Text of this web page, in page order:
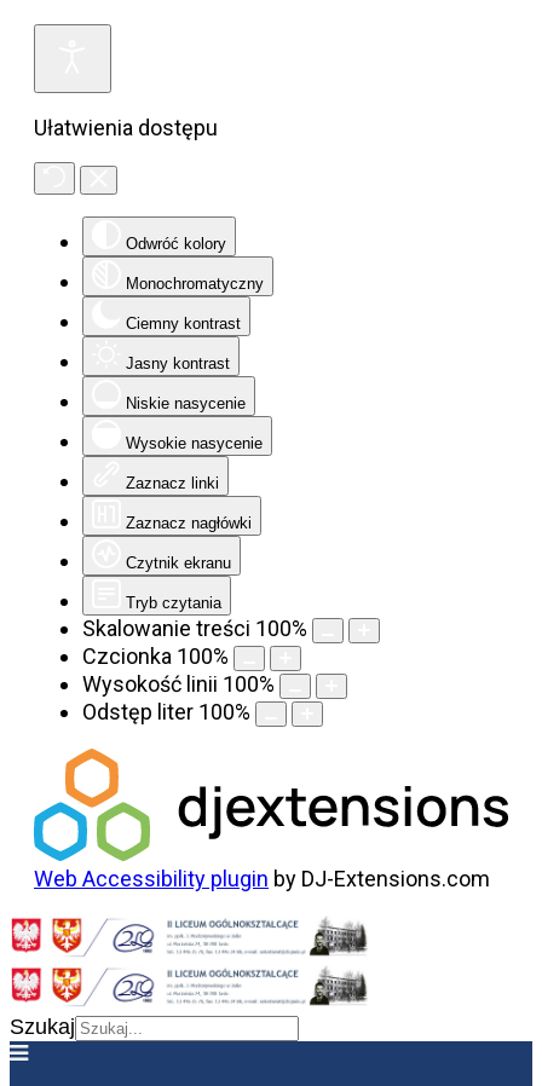
Ułatwienia dostępu
Odwróć kolory
Monochromatyczny
Ciemny kontrast
Jasny kontrast
Niskie nasycenie
Wysokie nasycenie
Zaznacz linki
Zaznacz nagłówki
Czytnik ekranu
Tryb czytania
Skalowanie treści 100%
Czcionka 100%
Wysokość linii 100%
Odstęp liter 100%
Web Accessibility plugin by DJ-Extensions.com
Szukaj